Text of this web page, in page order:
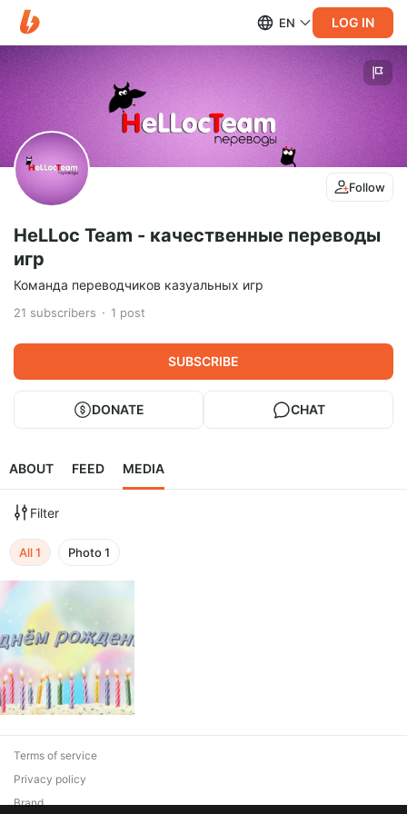
EN LOG IN
Follow
HeLLoc Team - качественные переводы
игр
Команда переводчиков казуальных игр
21 subscribers 1 post
SUBSCRIBE
DONATE CHAT
ABOUT FEED MEDIA
Filter
All1 Photo1
Terms of service
Privacy policy
Brand